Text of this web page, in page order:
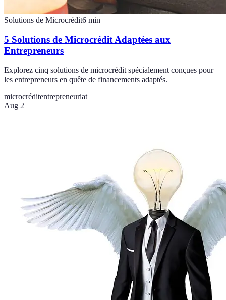
Solutions de Microcrédit6 min
5 Solutions de Microcrédit Adaptées aux
Entrepreneurs
Explorez cinq solutions de microcrédit spécialement conçues pour
les entrepreneurs en quête de financements adaptés.
microcréditentrepreneuriat
Aug 2